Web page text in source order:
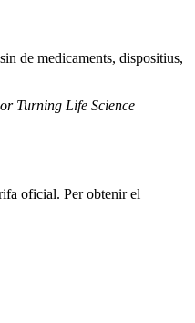
de medicaments, dispositius,
Turning Life Science
oficial. Per obtenir el